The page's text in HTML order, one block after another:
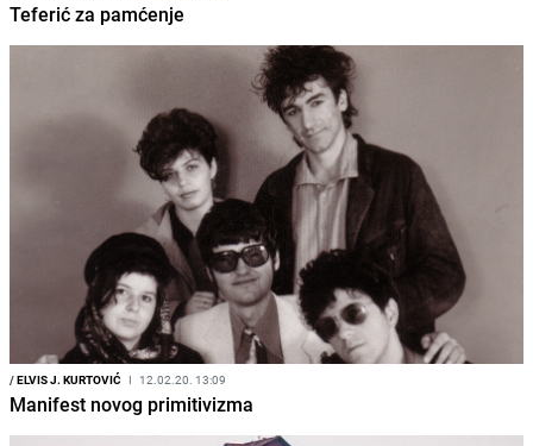
Teferić za pamćenje
/ELVIS J. KURTOVIĆ I 12.02.20. 13:09
Manifest novog primitivizma